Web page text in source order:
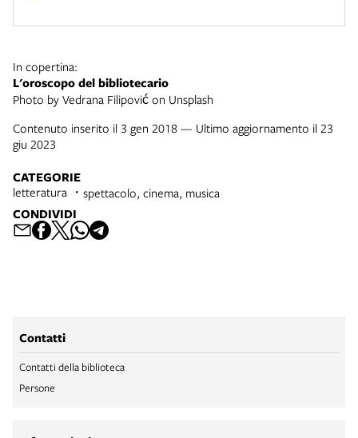
In copertina:
L'oroscopo del bibliotecario
Photo by Vedrana Filipović on Unsplash
Contenuto inserito il 3 gen 2018 — Ultimo aggiornamento il 23
giu 2023
CATEGORIE
letteratura spettacolo, cinema, musica
CONDIVIDI
Contatti
Contatti della biblioteca
Persone